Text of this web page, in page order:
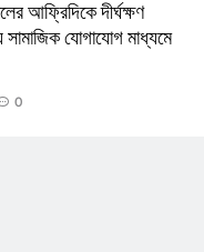
আফ্রিদিকে দীর্ঘক্ষণ
সামাজিক যোগাযোগ মাধ্যমে
0